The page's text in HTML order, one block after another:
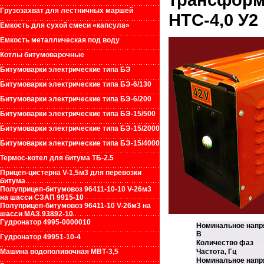
Грузозахват для лестничных маршей
Емкость для сухой смеси «капсула»
Емкость металлическая под воду
Котлы битумоварочные
Битумоварки электрические типа БЭ
Битумоварки электрические типа БЭ-6/130
Битумоварки электрические типа БЭ-6/200
Битумоварки электрические типа БЭ-15/500
Битумоварки электрические типа БЭ-15/2000
Битумоварки электрические типа БЭ-15/4000
Термос-котел для битума ТБ-2.5
Прицеп-цистерна V-1,5м3 для перевозки
битума
Полуприцеп-битумовоз 96411-10-10 V-26м3
на шасси СЗАП 9915-10
Полуприцеп-битумовоз 96411-10 V-26м3 на
шасси МАЗ 93892-10
Гудронатор 4995-0000010
Гудронатор 49951-10-4
Машина водополивочная МВТ-3,5
НТС-4,0 У2
Номинальное
В
Количество фаз
Частота, Гц
Номинальное